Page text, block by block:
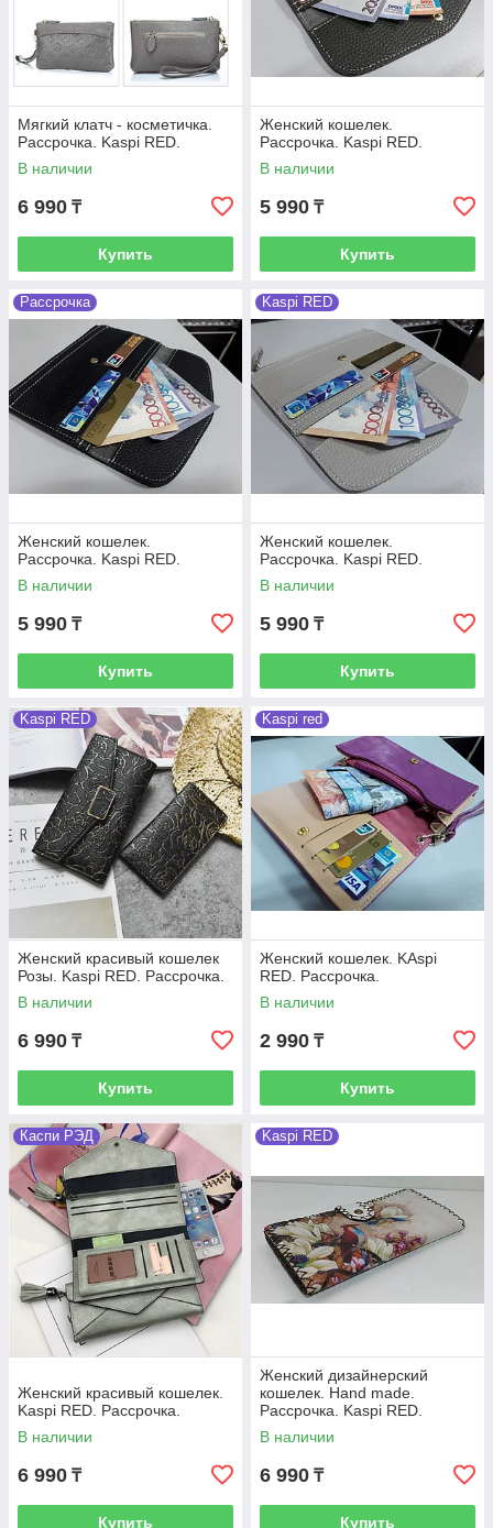
Мягкий клатч - косметичка.
Рассрочка. Kaspi RED.
В наличии
6 990 ₸
Купить
Женский кошелек.
Рассрочка. Kaspi RED.
В наличии
5 990 ₸
Купить
Рассрочка
Женский кошелек.
Рассрочка. Kaspi RED.
В наличии
5 990 ₸
Купить
Kaspi RED
Женский кошелек.
Рассрочка. Kaspi RED.
В наличии
5 990 ₸
Купить
Kaspi RED
Женский красивый кошелек
Розы. Kaspi RED. Рассрочка.
В наличии
6 990 ₸
Купить
Kaspi red
Женский кошелек. KAspi
RED. Рассрочка.
В наличии
2 990 ₸
Купить
Каспи РЭД
Женский красивый кошелек.
Kaspi RED. Рассрочка.
В наличии
6 990 ₸
Купить
Kaspi RED
Женский дизайнерский
кошелек. Hand made.
Рассрочка. Kaspi RED.
В наличии
6 990 ₸
Купить